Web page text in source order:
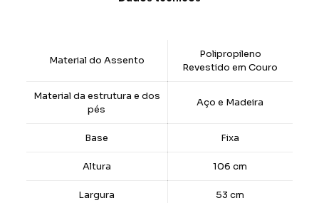
Material do Assento
Polipropileno
Revestido em Couro
Material da estrutura e dos
pés
Aço e Madeira
Base Fixa
Altura 106 cm
Largura 53 cm